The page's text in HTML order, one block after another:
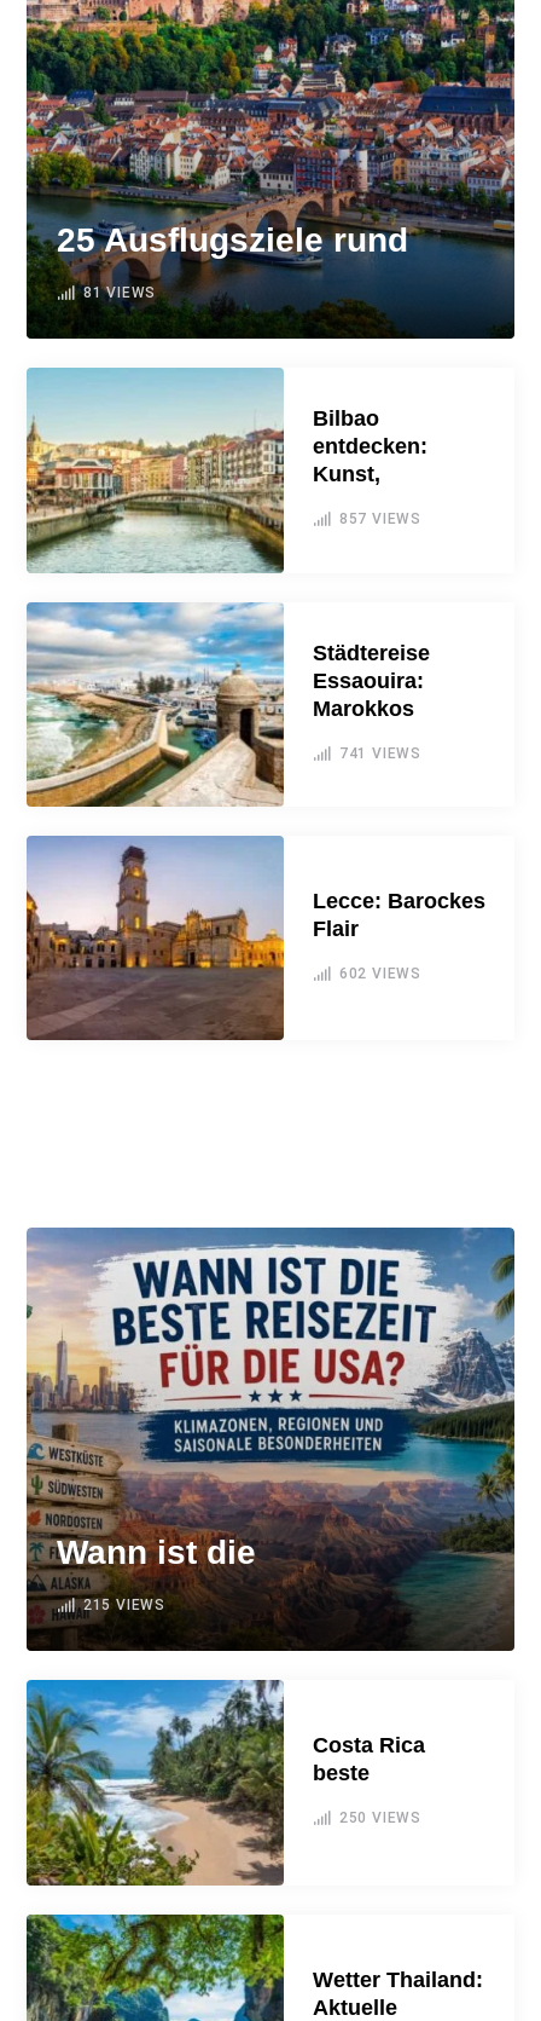
25 Ausflugsziele rund
81VIEWS
Bilbao
entdecken:
Kunst,
857 VIEWS
Städtereise
Essaouira:
Marokkos
741 VIEWS
Lecce: Barockes
Flair
602 VIEWS
Wann ist die
215 VIEWS
Costa Rica
beste
250 VIEWS
Wetter Thailand:
Aktuelle